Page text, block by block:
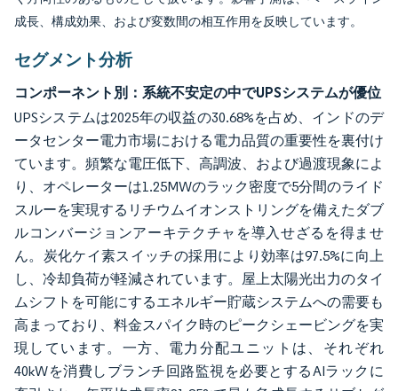
成長、構成効果、および変数間の相互作用を反映しています。
セグメント分析
コンポーネント別：系統不安定の中でUPSシステムが優位
UPSシステムは2025年の収益の30.68%を占め、インドのデ
ータセンター電力市場における電力品質の重要性を裏付け
ています。頻繁な電圧低下、高調波、および過渡現象によ
り、オペレーターは1.25MWのラック密度で5分間のライド
スルーを実現するリチウムイオンストリングを備えたダブ
ルコンバージョンアーキテクチャを導入せざるを得ませ
ん。炭化ケイ素スイッチの採用により効率は97.5%に向上
し、冷却負荷が軽減されています。屋上太陽光出力のタイ
ムシフトを可能にするエネルギー貯蔵システムへの需要も
高まっており、料金スパイク時のピークシェービングを実
現しています。一方、電力分配ユニットは、それぞれ
40kWを消費しブランチ回路監視を必要とするAIラックに